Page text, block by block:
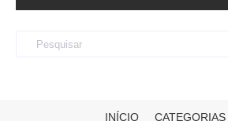
INÍCIO CATEGORIAS